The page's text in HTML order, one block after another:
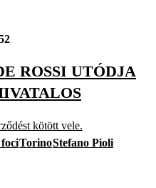
ROSSI UTÓDJA
kötött vele.
fociTorinoStefano Pioli